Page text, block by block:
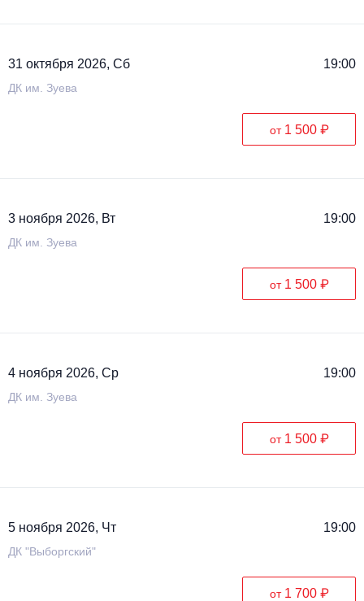
31 октября 2026, Сб 19:00
ДК им. Зуева
от 1 500 ₽
3 ноября 2026, Вт 19:00
ДК им. Зуева
от 1 500 ₽
4 ноября 2026, Ср 19:00
ДК им. Зуева
от 1 500 ₽
5 ноября 2026, Чт 19:00
ДК "Выборгский"
от 1 700 ₽